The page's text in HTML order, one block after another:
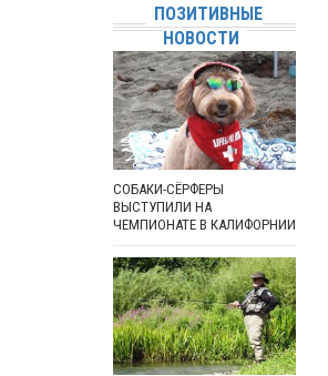
ПОЗИТИВНЫЕ
НОВОСТИ
СОБАКИ-СЁРФЕРЫ
ВЫСТУПИЛИ НА
ЧЕМПИОНАТЕ В КАЛИФОРНИИ